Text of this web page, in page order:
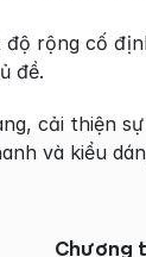
rộng cố
đề.
cải thiện
và kiểu
Chương